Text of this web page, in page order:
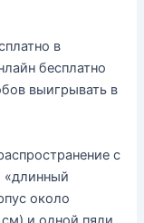
в
бесплатно
выигрывать в
с
«длинный
около